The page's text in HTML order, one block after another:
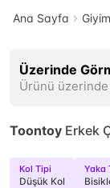
Ana Sayfa Giyim
Üzerinde
Ürünü üzerinde
Toontoy Erkek
Kol Tipi
Düşük Kol
Yaka